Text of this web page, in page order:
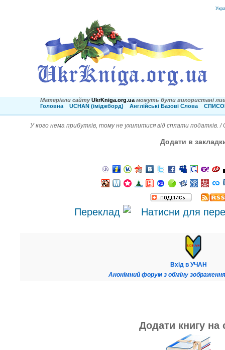
Матеріали сайту UkrKniga.org.ua можуть бути використані
Головна
UCHAN (іміджборд) Англійські Базові Слова
У кого нема прибутків, тому не ухилитися від сплати податків.
Додати в
Переклад
Вхід в УЧАН
Анонімний форум з обміну
Додати книгу на